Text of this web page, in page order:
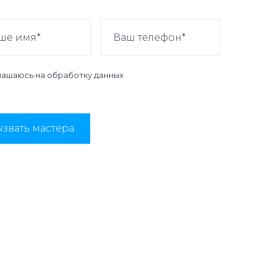
на обработку данных
мастера